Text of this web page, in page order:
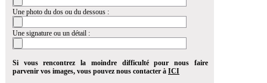
Une photo du dos ou du dessous :
Une signature ou un détail :
Si vous rencontrez la moindre difficulté pour nous faire
parvenir vos images, vous pouvez nous contacter à ICI